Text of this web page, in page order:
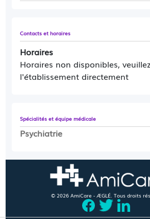
Contacts et horaires
Horaires
Horaires non disponibles,
l'établissement directement
Spécialités et équipe médicale
Psychiatrie
© 2026 AmiCare - ÆGLÉ. Tous droits